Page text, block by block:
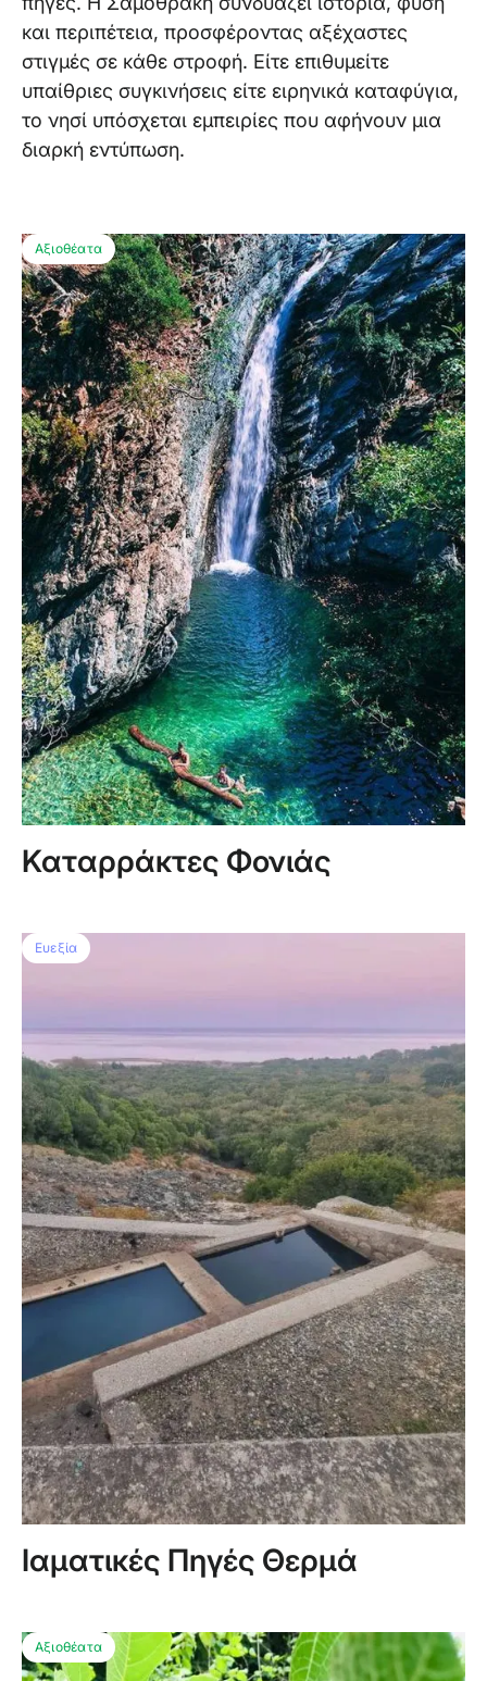
και περιπέτεια, προσφέροντας αξέχαστες
στιγμές σε κάθε στροφή. Είτε επιθυμείτε
υπαίθριες συγκινήσεις είτε ειρηνικά καταφύγια,
το νησί υπόσχεται εμπειρίες που αφήνουν μια
διαρκή εντύπωση.
Αξιοθέατα
Καταρράκτες Φονιάς
Ευεξία
Ιαματικές Πηγές Θερμά
Αξιοθέατα